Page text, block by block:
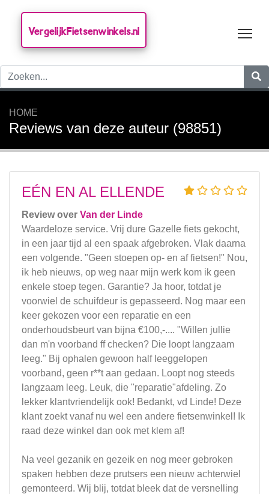
VergelijkFietsenwinkels.nl
HOME
Reviews van deze auteur (98851)
EÉN EN AL ELLENDE
Review over Van der Linde
Waardeloze service. Vrij dure Gazelle fiets gekocht,
in een jaar tijd al een spaak afgebroken. Vlak daarna
een volgende. "Geen stoepen op- en af fietsen!" Nou,
ik heb nieuws, op weg naar mijn werk kom ik geen
enkele stoep tegen. Garantie? Ja hoor, totdat je
voorwiel de schuifdeur is gepasseerd. Nog maar een
keer gekozen voor een reparatie en een
onderhoudsbeurt van bijna €100,-.... "Willen jullie
dan m'n voorband ff checken? Die loopt langzaam
leeg." Bij ophalen gewoon half leeggelopen
voorband, geen r**t aan gedaan. Loopt nog steeds
langzaam leeg. Leuk, die "reparatie"afdeling. Zo
lekker klantvriendelijk ook! Bedankt, vd Linde! Deze
klant zoekt vanaf nu wel een andere fietsenwinkel! Ik
raad deze winkel dan ook met klem af!
Na veel gezanik en gezeik en nog meer gebroken
spaken hebben deze prutsers een nieuw achterwiel
gemonteerd. Wij blij, totdat bleek dat de versnelling